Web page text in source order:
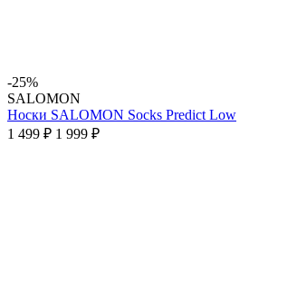
-25%
SALOMON
Носки SALOMON Socks Predict Low
1 499 ₽ 1 999 ₽